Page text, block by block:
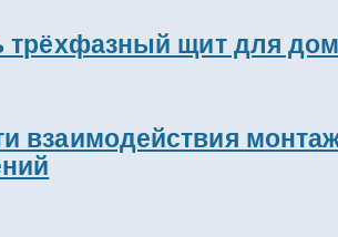
трёхфазный щит для
взаимодействия